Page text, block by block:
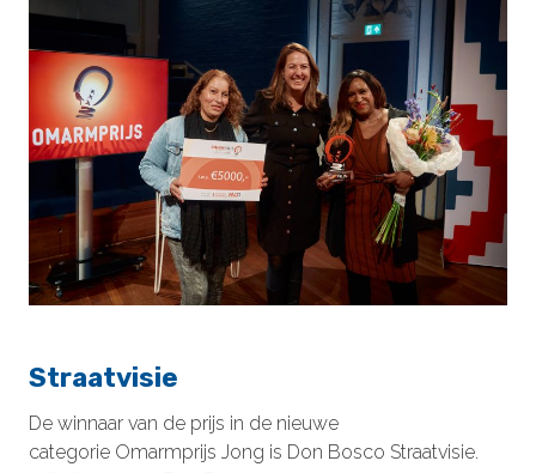
Straatvisie
De winnaar van de prijs in de nieuwe
categorie Omarmprijs Jong is Don Bosco Straatvisie.